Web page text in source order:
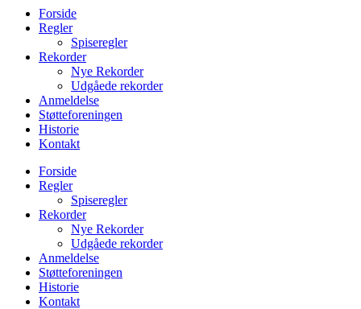
Forside
Regler
Spiseregler
Rekorder
Nye Rekorder
Udgåede rekorder
Anmeldelse
Støtteforeningen
Historie
Kontakt
Forside
Regler
Spiseregler
Rekorder
Nye Rekorder
Udgåede rekorder
Anmeldelse
Støtteforeningen
Historie
Kontakt